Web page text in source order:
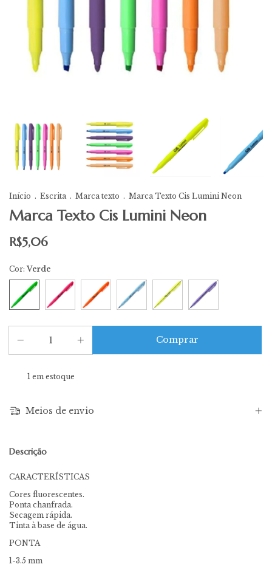
Início . Escrita . Marca texto . Marca Texto Cis Lumini Neon
Marca Texto Cis Lumini Neon
R$5,06
Cor:Verde
1 em estoque
Meios de envio
Descrição
CARACTERÍSTICAS
Cores fluorescentes.
Ponta chanfrada.
Secagem rápida.
Tinta à base de água.
PONTA
1-3.5 mm